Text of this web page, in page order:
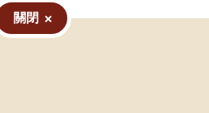
關閉